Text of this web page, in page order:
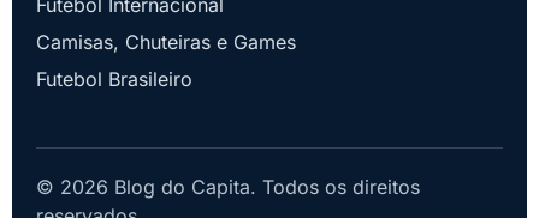
Futebol Internacional
Camisas, Chuteiras e Games
Futebol Brasileiro
© 2026 Blog do Capita. Todos os direitos